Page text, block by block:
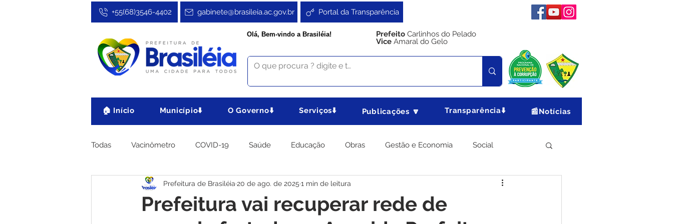
Portal da Transparência
gabinete@brasileia.ac.gov.br
+55(68)3546-4402
Olá, Bem-vindo a Brasiléia! Prefeito Carlinhos do Pelado
Vice Amaral do Gelo
🏠 Início Município⬇️ O Governo⬇️ Serviços⬇️ Publicações 🔽 Transparência⬇️ 📰Notícias
Todas Vacinômetro COVID-19 Saúde Educação Obras Gestão e Economia Social
Cultura, Festa e Esporte No Gabinete Agricultura e Produção Meio Ambiente
Prefeitura vai recuperar rede de
Prefeitura de Brasiléia 20 de ago. de 2025 1 min de leitura